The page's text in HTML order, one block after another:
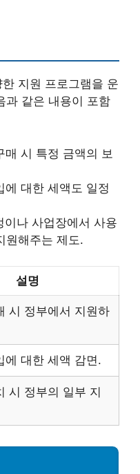
지원 프로그램을 운
과 같은 내용이 포함
매 시 특정 금액의 보
에 대한 세액도 일정
이나 사업장에서 사용
원해주는 제도.
설명
시 정부에서 지원하
에 대한 세액 감면.
시 정부의 일부 지